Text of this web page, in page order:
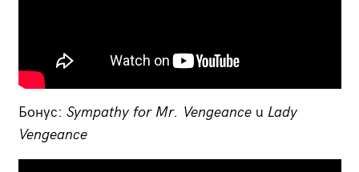
Бонус: Sympathy for Mr. Vengeanceи Lady
Vengeance